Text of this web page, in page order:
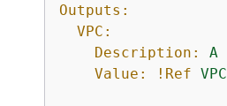
Outputs:
VPC:
Description:
A
Value:
!Ref VPC